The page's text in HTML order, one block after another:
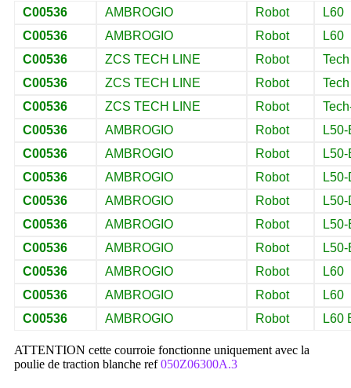
C00536 AMBROGIO Robot
L60
C00536
AMBROGIO Robot
L60
C00536
ZCS TECH LINE Robot
C00536
ZCS TECH LINE Robot
C00536
ZCS TECH LINE Robot
C00536
AMBROGIO Robot
C00536
AMBROGIO Robot
C00536
AMBROGIO Robot
C00536
AMBROGIO Robot
C00536
AMBROGIO Robot
C00536
AMBROGIO Robot
C00536
AMBROGIO Robot
L60
C00536
AMBROGIO Robot
L60
C00536
AMBROGIO Robot L60
ATTENTION cette courroie fonctionne uniquement avec la
poulie de traction blanche ref 050Z06300A.3